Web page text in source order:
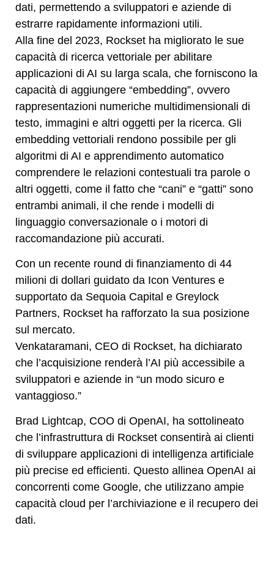
dati, permettendo a sviluppatori e aziende di
estrarre rapidamente informazioni utili.
Alla fine del 2023, Rockset ha migliorato le sue
capacità di ricerca vettoriale per abilitare
applicazioni di AI su larga scala, che forniscono la
capacità di aggiungere “embedding”, ovvero
rappresentazioni numeriche multidimensionali di
testo, immagini e altri oggetti per la ricerca. Gli
embedding vettoriali rendono possibile per gli
algoritmi di AI e apprendimento automatico
comprendere le relazioni contestuali tra parole o
altri oggetti, come il fatto che “cani” e “gatti” sono
entrambi animali, il che rende i modelli di
linguaggio conversazionale o i motori di
raccomandazione più accurati.
Con un recente round di finanziamento di 44
milioni di dollari guidato da Icon Ventures e
supportato da Sequoia Capital e Greylock
Partners, Rockset ha rafforzato la sua posizione
sul mercato.
Venkataramani, CEO di Rockset, ha dichiarato
che l’acquisizione renderà l’AI più accessibile a
sviluppatori e aziende in “un modo sicuro e
vantaggioso.”
Brad Lightcap, COO di OpenAI, ha sottolineato
che l’infrastruttura di Rockset consentirà ai clienti
di sviluppare applicazioni di intelligenza artificiale
più precise ed efficienti. Questo allinea OpenAI ai
concorrenti come Google, che utilizzano ampie
capacità cloud per l’archiviazione e il recupero dei
dati.